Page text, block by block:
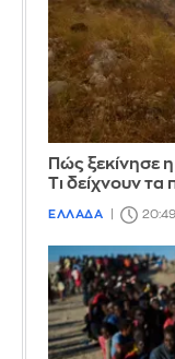
Πώς ξεκίνησε
Τι δείχνουν
ΕΛΛΑΔΑ